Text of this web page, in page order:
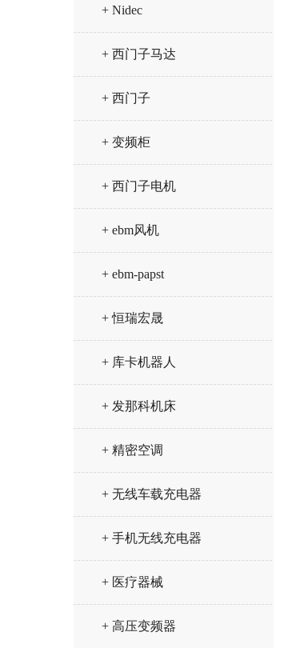
+ Nidec
+ 西门子马达
+ 西门子
+ 变频柜
+ 西门子电机
+ ebm风机
+ ebm-papst
+ 恒瑞宏晟
+ 库卡机器人
+ 发那科机床
+ 精密空调
+ 无线车载充电器
+ 手机无线充电器
+ 医疗器械
+ 高压变频器